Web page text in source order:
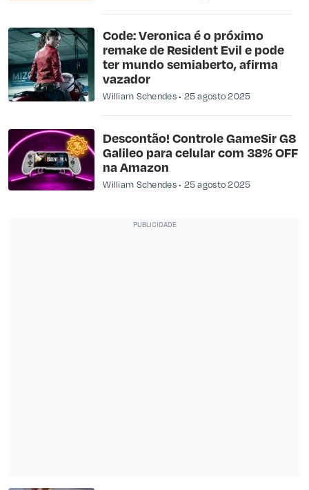
Code: Veronica é o próximo
remake de Resident Evil e pode
ter mundo semiaberto, afirma
vazador
William Schendes 25 agosto 2025
Descontão! Controle GameSir G8
Galileo para celular com 38% OFF
na Amazon
William Schendes 25 agosto 2025